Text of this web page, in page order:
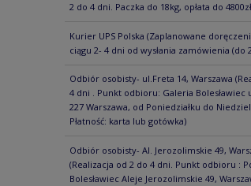
2 do 4 dni. Paczka do 18kg, opłata do
Kurier UPS Polska (Zaplanowane
ciągu 2- 4 dni od wysłania zamówienia (do
Odbiór osobisty- ul.Freta 14, Warszawa
4 dni . Punkt odbioru: Galeria Bolesławiec
227 Warszawa, od Poniedziałku do
Płatność: karta lub gotówka)
Odbiór osobisty- Al. Jerozolimskie 49,
(Realizacja od 2 do 4 dni. Punkt odbioru :
Bolesławiec Aleje Jerozolimskie 49,